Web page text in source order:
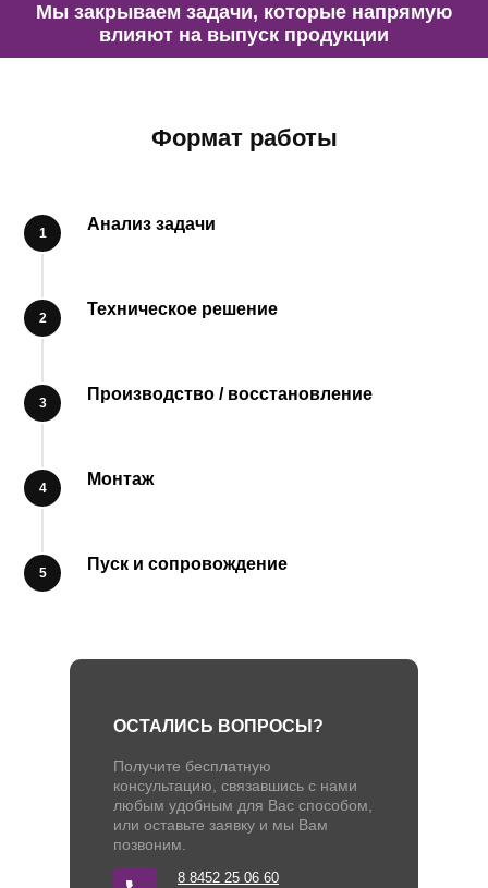
Мы закрываем задачи, которые напрямую
влияют на выпуск продукции
Формат работы
Анализ задачи
Техническое решение
Производство / восстановление
Монтаж
Пуск и сопровождение
ОСТАЛИСЬ ВОПРОСЫ?
Получите бесплатную
консультацию, связавшись с нами
любым удобным для Вас способом,
или оставьте заявку и мы Вам
позвоним.
8 8452 25 06 60